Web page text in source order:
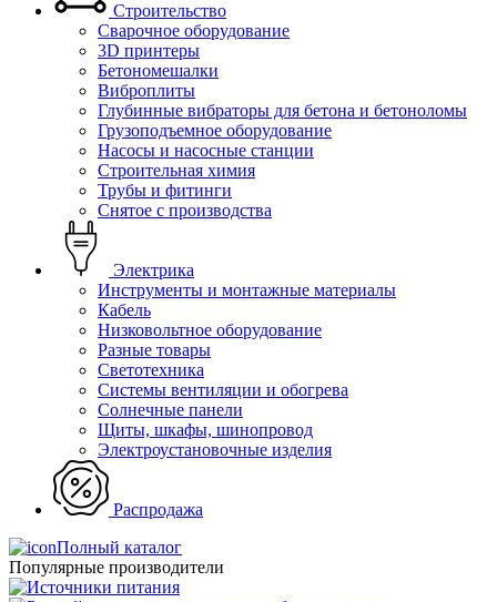
Строительство
Сварочное оборудование
3D принтеры
Бетономешалки
Виброплиты
Глубинные вибраторы для бетона и бетоноломы
Грузоподъемное оборудование
Насосы и насосные станции
Строительная химия
Трубы и фитинги
Снятое с производства
Электрика
Инструменты и монтажные материалы
Кабель
Низковольтное оборудование
Разные товары
Светотехника
Системы вентиляции и обогрева
Солнечные панели
Щиты, шкафы, шинопровод
Электроустановочные изделия
Распродажа
Полный каталог
Популярные производители